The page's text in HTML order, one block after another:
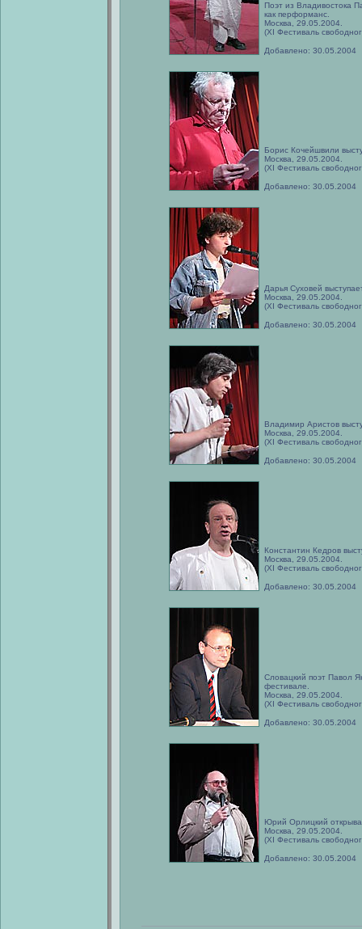
Поэт из Владивостока
как перформанс.
Москва, 29.05.2004.
(XI Фестиваль
Добавлено: 30.05.2004
Борис Кочейшвили
Москва, 29.05.2004.
(XI Фестиваль
Добавлено: 30.05.2004
Дарья Суховей
Москва, 29.05.2004.
(XI Фестиваль
Добавлено: 30.05.2004
Владимир Аристов
Москва, 29.05.2004.
(XI Фестиваль
Добавлено: 30.05.2004
Константин Кедров
Москва, 29.05.2004.
(XI Фестиваль
Добавлено: 30.05.2004
Словацкий поэт Павол
фестивале.
Москва, 29.05.2004.
(XI Фестиваль
Добавлено: 30.05.2004
Юрий Орлицкий
Москва, 29.05.2004.
(XI Фестиваль
Добавлено: 30.05.2004